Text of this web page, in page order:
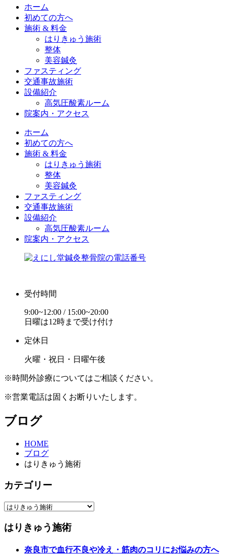
ホーム
初めての方へ
施術 & 料金
はりきゅう施術
整体
美容鍼灸
ファスティング
交通事故施術
設備紹介
高気圧酸素ルーム
院案内・アクセス
ホーム
初めての方へ
施術 & 料金
はりきゅう施術
整体
美容鍼灸
ファスティング
交通事故施術
設備紹介
高気圧酸素ルーム
院案内・アクセス
受付時間
9:00~12:00 / 15:00~20:00
日曜は12時まで受け付け
定休日
火曜・祝日・日曜午後
※時間外診療についてはご相談ください。
※営業電話は固くお断りいたします。
ブログ
HOME
ブログ
はりきゅう施術
カテゴリー
はりきゅう施術
奈良市で血行不良や冷え・筋肉のコリにお悩みの方へ